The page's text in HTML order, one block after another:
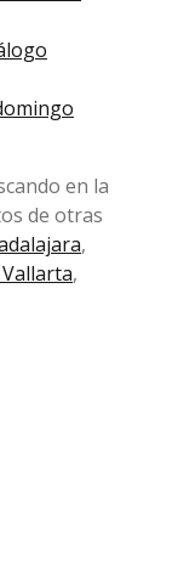
en la
de otras
,
,